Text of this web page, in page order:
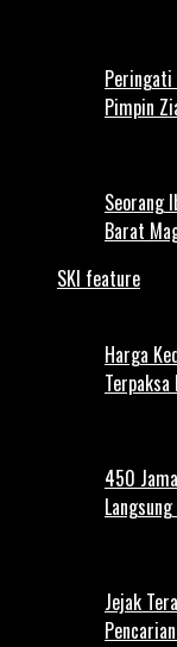
Peringati
Pimpin
Seorang
Barat
SKI feature
Harga
450
Jejak